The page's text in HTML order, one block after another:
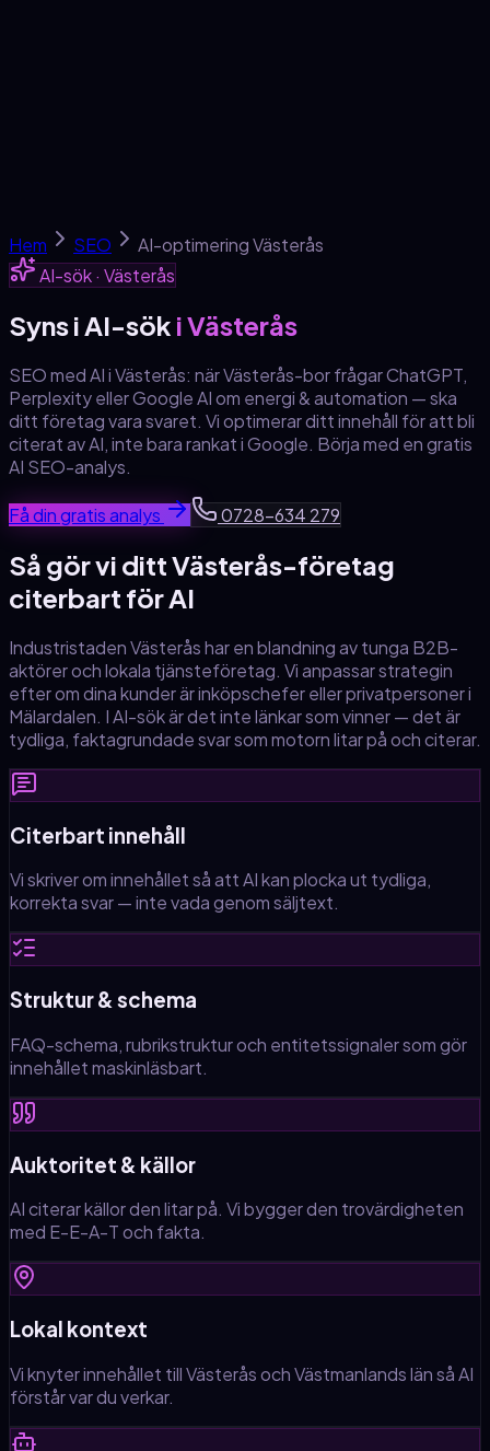
Hem SEO AI-optimeringVästerås
AI-sök · Västerås
Syns i AI-sök i Västerås
SEO med AIi Västerås: närVästerås-bor frågar ChatGPT,
Perplexity eller Google AI om energi & automation — ska
ditt företag vara svaret. Vi optimerar ditt innehåll för att bli
citerat av AI, inte bara rankat i Google. Börja med en gratis
AI SEO-analys.
Få din gratis analys 0728-634 279
Så gör vi dittVästerås-företag
citerbart för AI
Industristaden Västerås har en blandning av tunga B2B-
aktörer och lokala tjänsteföretag. Vi anpassar strategin
efter om dina kunder är inköpschefer eller privatpersoner i
Mälardalen. I AI-sök är det inte länkar som vinner — det är
tydliga, faktagrundade svar som motorn litar på och citerar.
Citerbart innehåll
Vi skriver om innehållet så att AI kan plocka ut tydliga,
korrekta svar — inte vada genom säljtext.
Struktur & schema
FAQ-schema, rubrikstruktur och entitetssignaler som gör
innehållet maskinläsbart.
Auktoritet & källor
AI citerar källor den litar på. Vi bygger den trovärdigheten
med E-E-A-T och fakta.
Lokal kontext
Vi knyter innehållet till Västerås och Västmanlands län så AI
förstår var du verkar.